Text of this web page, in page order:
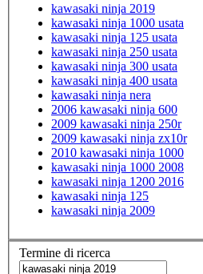
kawasaki ninja 2019
kawasaki ninja 1000 usata
kawasaki ninja 125 usata
kawasaki ninja 250 usata
kawasaki ninja 300 usata
kawasaki ninja 400 usata
kawasaki ninja nera
2006 kawasaki ninja 600
2009 kawasaki ninja 250r
2009 kawasaki ninja zx10r
2010 kawasaki ninja 1000
kawasaki ninja 1000 2008
kawasaki ninja 1200 2016
kawasaki ninja 125
kawasaki ninja 2009
Termine di ricerca